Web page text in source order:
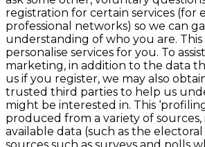
registration for certain services (for
professional networks) so we can
understanding of who you are. This
personalise services for you. To
marketing, in addition to the data
us if you register, we may also
trusted third parties to help us
might be interested in. This
produced from a variety of
available data (such as the